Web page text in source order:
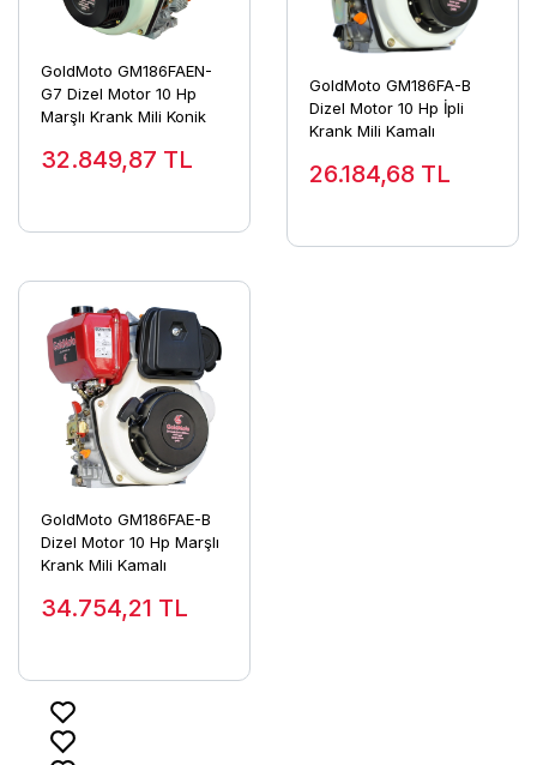
GoldMoto GM186FAEN-
G7 Dizel Motor 10 Hp
Marşlı Krank Mili Konik
32.849,87 TL
GoldMoto GM186FA-B
Dizel Motor 10 Hp İpli
Krank Mili Kamalı
26.184,68 TL
GoldMoto GM186FAE-B
Dizel Motor 10 Hp Marşlı
Krank Mili Kamalı
34.754,21 TL